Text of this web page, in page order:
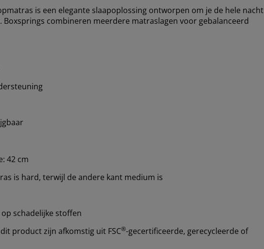
is een elegante slaapoplossing ontworpen om je de hele nacht
combineren meerdere matraslagen voor gebalanceerd
42 cm
is hard, terwijl de andere kant medium is
schadelijke stoffen
product zijn afkomstig uit FSC®-gecertificeerde, gerecycleerde of